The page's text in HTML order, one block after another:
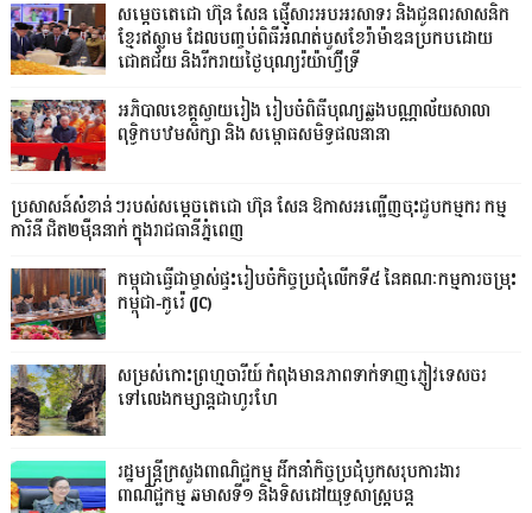
សម្ដេចតេជោ ហ៊ុន សែន ផ្ញើសារអបអរសាទរ និងជូនពរសាសនិក
ខ្មែរឥស្លាម ដែលបញ្ចប់ពិធីអំណត់បួសខែរ៉ាម៉ាឌនប្រកបដោយ
ជោគជ័យ និងរីករាយថ្ងៃបុណ្យរ៉យ៉ាហ៊្វីទ្រី
អភិបាលខេត្តស្វាយរៀង រៀបចំពិធីបុណ្យឆ្លងបណ្ណាល័យសាលា
ពុទ្ធិកបឋមសិក្សា និង សម្ពោធសមិទ្ធផលនានា
ប្រសាសន៍សំខាន់ៗរបស់សម្តេចតេជោ ហ៊ុន សែន ឱកាសអញ្ជើញចុះជួបកម្មករ កម្ម
ការិនី ជិត២ម៉ឺននាក់ ក្នុងរាជធានីភ្នំពេញ
កម្ពុជាធ្វើជាម្ចាស់ផ្ទះរៀបចំកិច្ចប្រជុំលើកទី៥ នៃគណៈកម្មការចម្រុះ
កម្ពុជា-កូរ៉េ (JC)
សម្រស់កោះព្រហ្មចារីយ៍ កំពុងមានភាពទាក់ទាញភ្ញៀវទេសចរ
ទៅលេងកម្សាន្តជាហូរហែ
រដ្ឋមន្ត្រីក្រសួងពាណិជ្ជកម្ម ដឹកនាំកិច្ចប្រជុំបូកសរុបការងារ
ពាណិជ្ជកម្ម ឆមាសទី១ និងទិសដៅយុទ្ធសាស្រ្តបន្ត